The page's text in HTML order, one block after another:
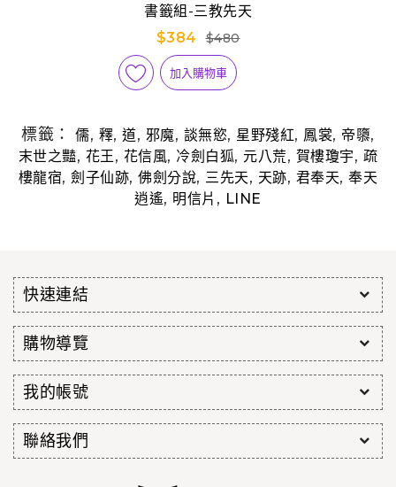
書籤組-三教先天
$384
$480
加入購物車
標籤：儒, 釋,道, 邪魔, 談無慾, 星野殘紅, 鳳裳, 帝隳,
末世之豔, 花王, 花信風, 冷劍白狐, 元八荒, 賀樓瓊宇, 疏
樓龍宿,劍子仙跡,佛劍分說, 三先天, 天跡, 君奉天,奉天
逍遙, 明信片 , LINE
快速連結
購物導覽
我的帳號
聯絡我們